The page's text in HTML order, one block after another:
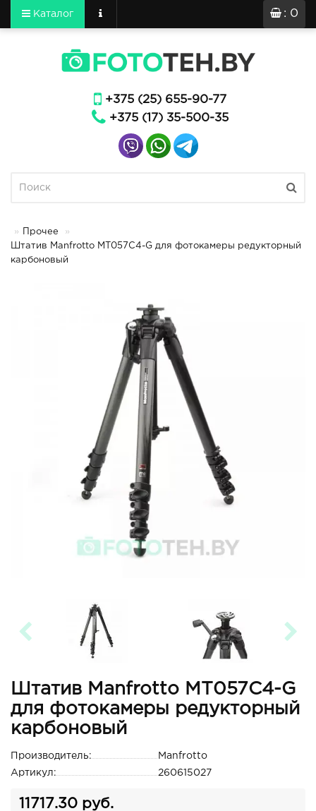
: 0
Каталог
+375 (25) 655-90-77
+375 (17) 35-500-35
Прочее
Штатив Manfrotto MT057C4-G для фотокамеры редукторный
карбоновый
Штатив Manfrotto MT057C4-G
для фотокамеры редукторный
карбоновый
Производитель:
Manfrotto
Артикул:
260615027
11717.30 руб.